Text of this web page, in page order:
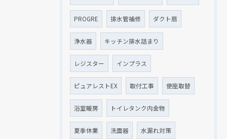
PROGRE 排水管補修 ダクト扇
浄水器 キッチン排水詰まり
レジスター インプラス
ピュアレストEX 取付工事 便座取替
浴室暖房 トイレタンク内金物
夏季休業 洗面器 水漏れ対策